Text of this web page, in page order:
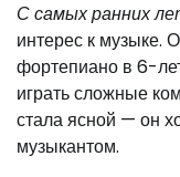
С самых ранних
интерес к музыке.
фортепиано в 6-
играть сложные
стала ясной — он
музыкантом.